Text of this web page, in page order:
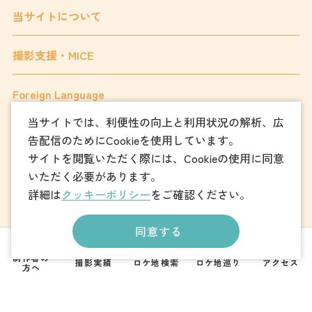
当サイトについて
撮影支援・MICE
Foreign Language
フォトダウンロード
パンフレットダウンロード
お問い合わせ
制作者の
方へ
撮影実績 ロケ地検索 ロケ地巡り アクセス
当サイトでは、利便性の向上と利用状況の解析、広
告配信のためにCookieを使用しています。
サイトを閲覧いただく際には、Cookieの使用に同意
いただく必要があります。
詳細はクッキーポリシーをご確認ください。
同意する